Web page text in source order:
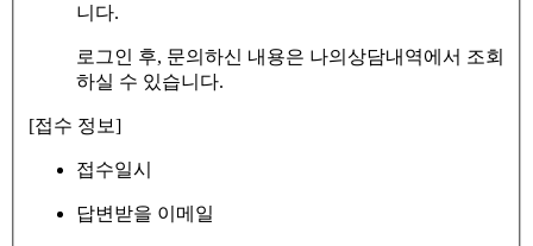
니다.
로그인 후, 문의하신 내용은 나의상담내역에서 조회
하실 수 있습니다.
[접수 정보]
접수일시
답변받을 이메일